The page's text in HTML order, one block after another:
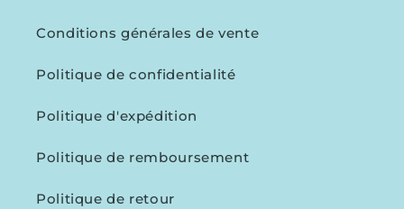
Conditions générales de vente
Politique de confidentialité
Politique d'expédition
Politique de remboursement
Politique de retour